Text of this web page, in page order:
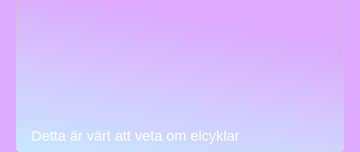
Detta är värt att veta om elcyklar